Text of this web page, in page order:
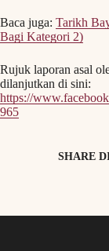
Baca juga: Tarikh
Bagi Kategori 2)
Rujuk laporan asal
dilanjutkan di sini:
https://
965
SHARE